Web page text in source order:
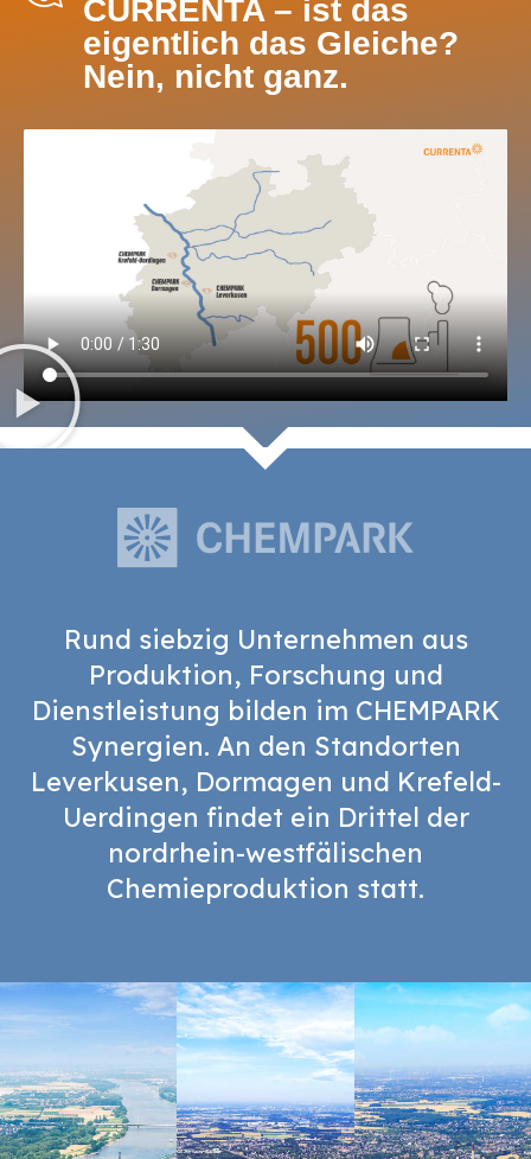
CURRENTA – ist das
eigentlich das Gleiche?
Nein, nicht ganz.
Rund siebzig Unternehmen aus
Produktion, Forschung und
Dienstleistung bilden im CHEMPARK
Synergien. An den Standorten
Leverkusen, Dormagen und Krefeld-
Uerdingen findet ein Drittel der
nordrhein-westfälischen
Chemieproduktion statt.